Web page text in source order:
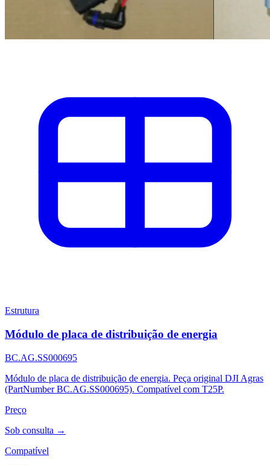
Estrutura
Módulo de placa de distribuição de energia
BC.AG.SS000695
Módulo de placa de distribuição de energia. Peça original DJI Agras
(PartNumber BC.AG.SS000695). Compatível com T25P.
Preço
Sob consulta →
Compatível